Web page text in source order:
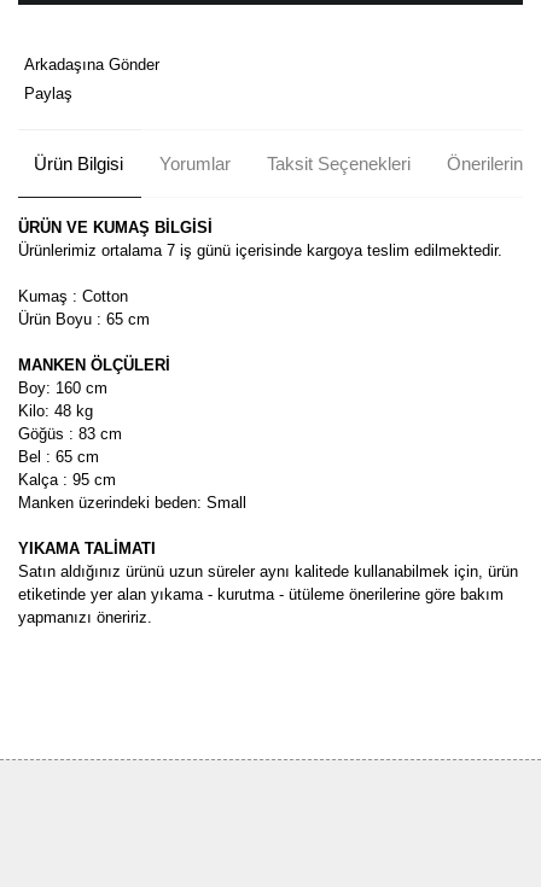
Arkadaşına Gönder
Paylaş
Ürün Bilgisi Yorumlar Taksit Seçenekleri Önerileriniz
ÜRÜN VE KUMAŞ BİLGİSİ
Ürünlerimiz ortalama 7 iş günü içerisinde kargoya teslim edilmektedir.
Kumaş : Cotton
Ürün Boyu : 65 cm
MANKEN ÖLÇÜLERİ
Boy: 160 cm
Kilo: 48 kg
Göğüs : 83 cm
Bel : 65 cm
Kalça : 95 cm
Manken üzerindeki beden: Small
YIKAMA TALİMATI
Satın aldığınız ürünü uzun süreler aynı kalitede kullanabilmek için, ürün
etiketinde yer alan yıkama - kurutma - ütüleme önerilerine göre bakım
yapmanızı öneririz.